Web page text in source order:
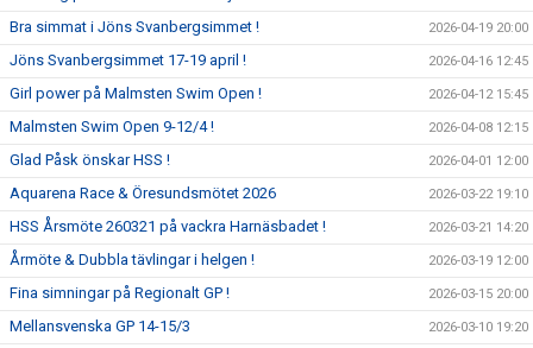
Bra simmat i Jöns Svanbergsimmet ! 2026-04-19 20:00
Jöns Svanbergsimmet 17-19 april ! 2026-04-16 12:45
Girl power på Malmsten Swim Open ! 2026-04-12 15:45
Malmsten Swim Open 9-12/4 ! 2026-04-08 12:15
Glad Påsk önskar HSS ! 2026-04-01 12:00
Aquarena Race & Öresundsmötet 2026 2026-03-22 19:10
HSS Årsmöte 260321 på vackra Harnäsbadet ! 2026-03-21 14:20
Årmöte & Dubbla tävlingar i helgen ! 2026-03-19 12:00
Fina simningar på Regionalt GP ! 2026-03-15 20:00
Mellansvenska GP 14-15/3 2026-03-10 19:20